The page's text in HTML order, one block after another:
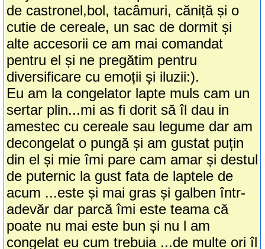
de castronel,bol, tacâmuri, căniță și o
cutie de cereale, un sac de dormit și
alte accesorii ce am mai comandat
pentru el și ne pregătim pentru
diversificare cu emoții și iluzii:).
Eu am la congelator lapte muls cam un
sertar plin...mi as fi dorit să îl dau in
amestec cu cereale sau legume dar am
decongelat o pungă și am gustat puțin
din el și mie îmi pare cam amar și destul
de puternic la gust fata de laptele de
acum ...este și mai gras și galben într-
adevăr dar parcă îmi este teama că
poate nu mai este bun și nu l am
congelat eu cum trebuia ...de multe ori îl